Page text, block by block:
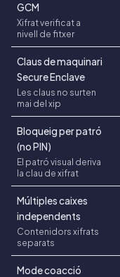
GCM
Xifrat verificat a
nivell de fitxer
Claus de maquinari
Secure Enclave
Les claus no surten
mai del xip
Bloqueig per patró
(no PIN)
El patró visual deriva
la clau de xifrat
Múltiples caixes
independents
Contenidors xifrats
separats
Mode coacció